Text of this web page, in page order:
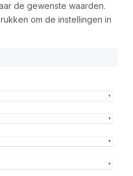
de gewenste waarden.
om de instellingen in